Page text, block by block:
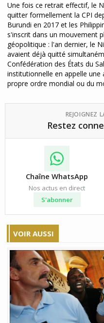
Une fois ce retrait effectif, le
quitter formellement la CPI
Burundi en 2017 et les
s'inscrit dans un mouvement
géopolitique : l'an dernier, le
avaient déjà quitté
Confédération des États du
institutionnelle en appelle une
propre ordre mondial ou du
REJOIGNEZ
Restez
Chaîne WhatsApp
Nos actus en direct
S'abonner
VOIR AUSSI